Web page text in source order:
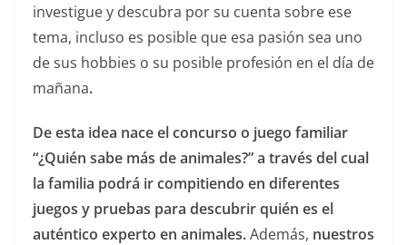
investigue y descubra por su cuenta sobre ese
tema, incluso es posible que esa pasión sea uno
de sus hobbies o su posible profesión en el día de
mañana.
De esta idea nace el concurso o juego familiar
“¿Quién sabe más de animales?” a través del cual
la familia podrá ir compitiendo en diferentes
juegos y pruebas para descubrir quién es el
auténtico experto en animales.Además, nuestros